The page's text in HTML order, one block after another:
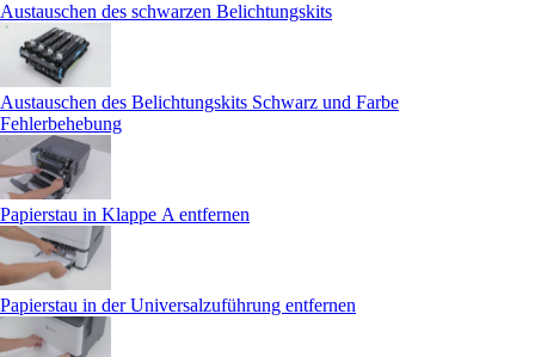
Austauschen des schwarzen Belichtungskits
Austauschen des Belichtungskits Schwarz und Farbe
Fehlerbehebung
Papierstau in Klappe A entfernen
Papierstau in der Universalzuführung entfernen